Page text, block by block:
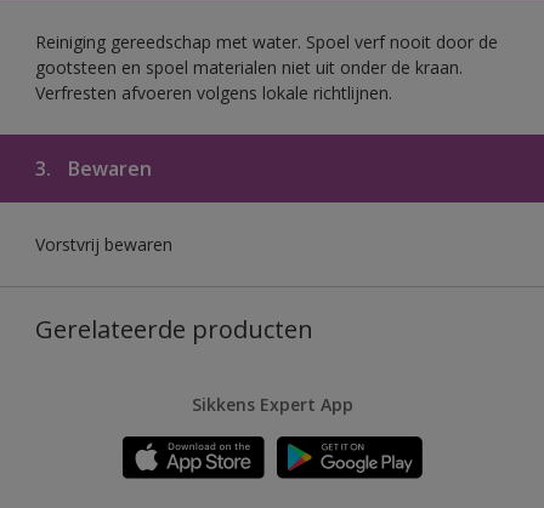
Reiniging gereedschap met water. Spoel verf nooit door de
gootsteen en spoel materialen niet uit onder de kraan.
Verfresten afvoeren volgens lokale richtlijnen.
3. Bewaren
Vorstvrij bewaren
Gerelateerde producten
Sikkens Expert App